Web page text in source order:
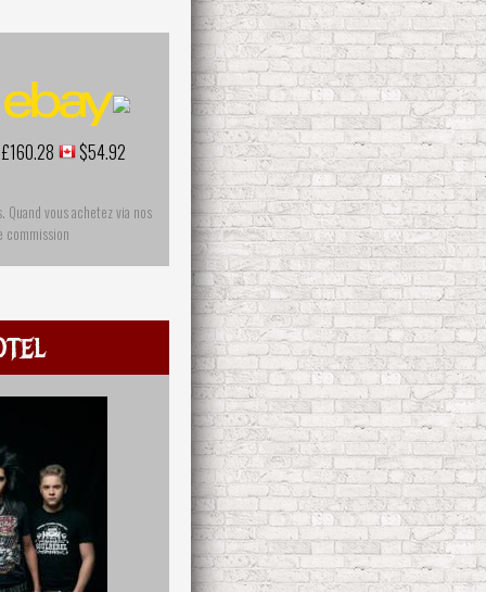
£160.28 $54.92
vous achetez via nos
commission